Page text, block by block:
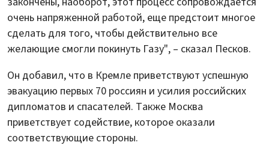
очень напряженной работой, еще предстоит многое
сделать для того, чтобы действительно все
желающие смогли покинуть Газу", – сказал Песков.
Он добавил, что в Кремле приветствуют успешную
эвакуацию первых 70 россиян и усилия российских
дипломатов и спасателей. Также Москва
приветствует содействие, которое оказали
соответствующие стороны.